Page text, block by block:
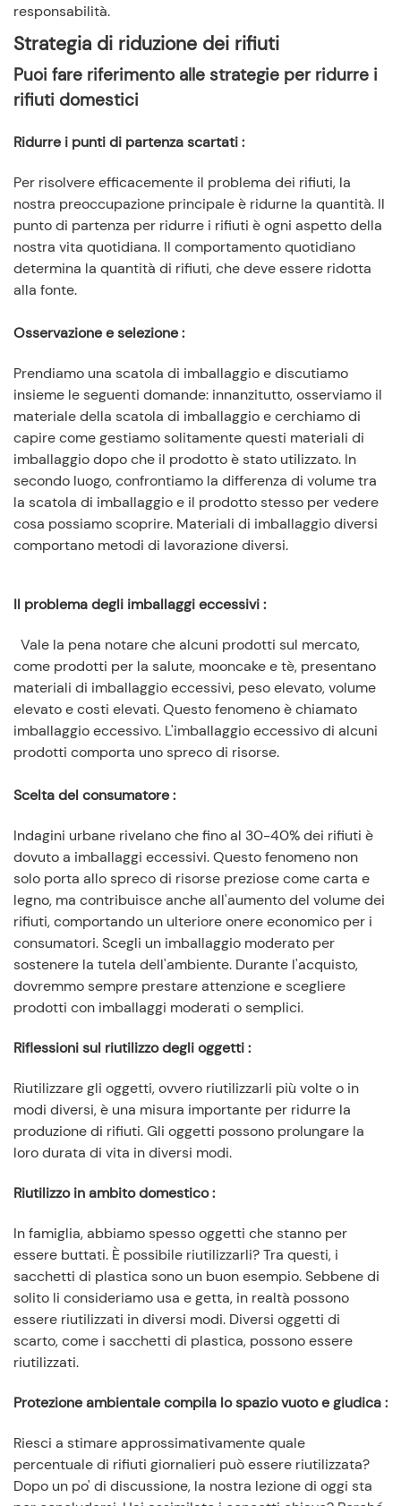
responsabilità.
Strategia di riduzione dei rifiuti
Puoi fare riferimento alle strategie per ridurre i
rifiuti domestici
Ridurre i punti di partenza scartati:
Per risolvere efficacemente il problema dei rifiuti, la
nostra preoccupazione principale è ridurne la quantità. Il
punto di partenza per ridurre i rifiuti è ogni aspetto della
nostra vita quotidiana. Il comportamento quotidiano
determina la quantità di rifiuti, che deve essere ridotta
alla fonte.
Osservazione e selezione:
Prendiamo una scatola di imballaggio e discutiamo
insieme le seguenti domande: innanzitutto, osserviamo il
materiale della scatola di imballaggio e cerchiamo di
capire come gestiamo solitamente questi materiali di
imballaggio dopo che il prodotto è stato utilizzato. In
secondo luogo, confrontiamo la differenza di volume tra
la scatola di imballaggio e il prodotto stesso per vedere
cosa possiamo scoprire. Materiali di imballaggio diversi
comportano metodi di lavorazione diversi.
Il problema degli imballaggi eccessivi:
Vale la pena notare che alcuni prodotti sul mercato,
come prodotti per la salute, mooncake e tè, presentano
materiali di imballaggio eccessivi, peso elevato, volume
elevato e costi elevati. Questo fenomeno è chiamato
imballaggio eccessivo. L'imballaggio eccessivo di alcuni
prodotti comporta uno spreco di risorse.
Scelta del consumatore:
Indagini urbane rivelano che fino al 30-40% dei rifiuti è
dovuto a imballaggi eccessivi. Questo fenomeno non
solo porta allo spreco di risorse preziose come carta e
legno, ma contribuisce anche all'aumento del volume dei
rifiuti, comportando un ulteriore onere economico per i
consumatori. Scegli un imballaggio moderato per
sostenere la tutela dell'ambiente. Durante l'acquisto,
dovremmo sempre prestare attenzione e scegliere
prodotti con imballaggi moderati o semplici.
Riflessioni sul riutilizzo degli oggetti:
Riutilizzare gli oggetti, ovvero riutilizzarli più volte o in
modi diversi, è una misura importante per ridurre la
produzione di rifiuti. Gli oggetti possono prolungare la
loro durata di vita in diversi modi.
Riutilizzo in ambito domestico:
In famiglia, abbiamo spesso oggetti che stanno per
essere buttati. È possibile riutilizzarli? Tra questi, i
sacchetti di plastica sono un buon esempio. Sebbene di
solito li consideriamo usa e getta, in realtà possono
essere riutilizzati in diversi modi. Diversi oggetti di
scarto, come i sacchetti di plastica, possono essere
riutilizzati.
Protezione ambientale compila lo spazio vuoto e giudica:
Riesci a stimare approssimativamente quale
percentuale di rifiuti giornalieri può essere riutilizzata?
Dopo un po' di discussione, la nostra lezione di oggi sta